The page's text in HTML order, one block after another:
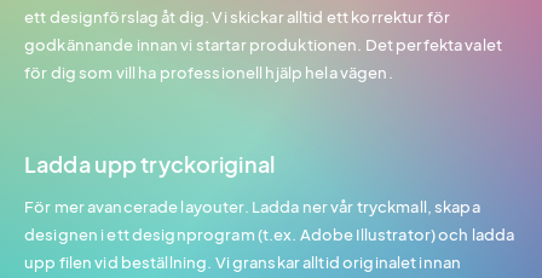
ett designförslag åt dig. Vi skickar alltid ett korrektur för
godkännande innan vi startar produktionen. Det perfekta valet
för dig som vill ha professionell hjälp hela vägen.
Ladda upp tryckoriginal
För mer avancerade layouter. Ladda ner vår tryckmall, skapa
designen i ett designprogram (t.ex. Adobe Illustrator) och ladda
upp filen vid beställning. Vi granskar alltid originalet innan